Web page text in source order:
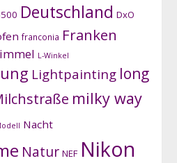
Deutschland DxO
franconia Franken
L-Winkel
Lightpainting long
milky way
Nacht
Natur NEF Nikon